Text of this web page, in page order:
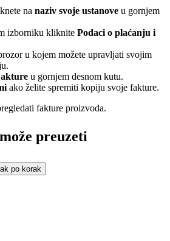
na naziv svoje ustanove u gornjem
izborniku kliknite Podaci o plaćanju i
u kojem možete upravljati svojim
u gornjem desnom kutu.
ako želite spremiti kopiju svoje fakture.
fakture proizvoda.
preuzeti
po korak